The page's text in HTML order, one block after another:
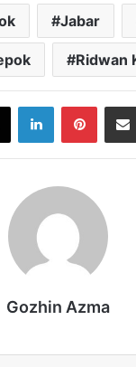
Jabar
Ridwan
X LinkedIn
Gozhin Azma